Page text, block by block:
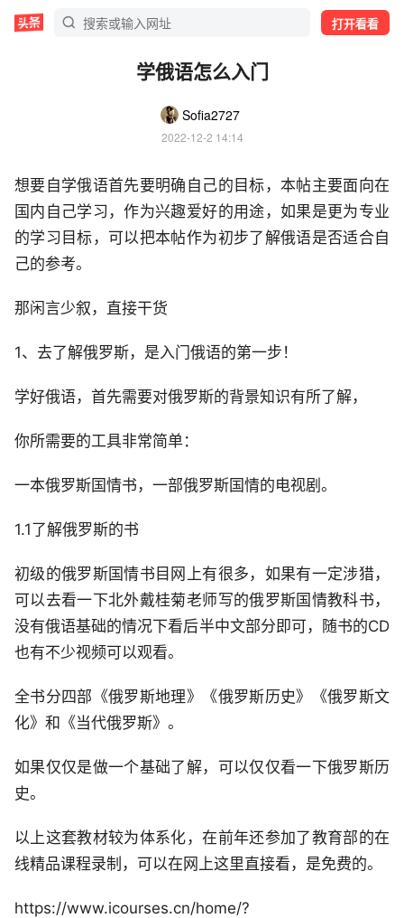
打开看看
学俄语怎么入门
Sofia2727
2022-12-2 14:14
想要自学俄语首先要明确自己的目标，本帖主要面向在
国内自己学习，作为兴趣爱好的用途，如果是更为专业
的学习目标，可以把本帖作为初步了解俄语是否适合自
己的参考。
那闲言少叙，直接干货
1、去了解俄罗斯，是入门俄语的第一步！
学好俄语，首先需要对俄罗斯的背景知识有所了解，
你所需要的工具非常简单：
一本俄罗斯国情书，一部俄罗斯国情的电视剧。
1.1了解俄罗斯的书
初级的俄罗斯国情书目网上有很多，如果有一定涉猎，
可以去看一下北外戴桂菊老师写的俄罗斯国情教科书，
没有俄语基础的情况下看后半中文部分即可，随书的CD
也有不少视频可以观看。
全书分四部《俄罗斯地理》《俄罗斯历史》《俄罗斯文
化》和《当代俄罗斯》。
如果仅仅是做一个基础了解，可以仅仅看一下俄罗斯历
史。
以上这套教材较为体系化，在前年还参加了教育部的在
线精品课程录制，可以在网上这里直接看，是免费的。
https://www.icourses.cn/home/?